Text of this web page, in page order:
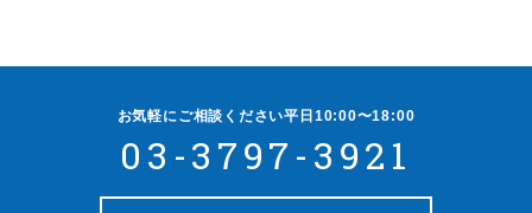
お気軽にご相談ください平日10:00〜18:00
03-3797-3921